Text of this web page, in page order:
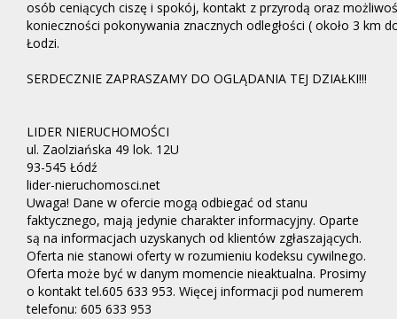
osób ceniących ciszę i spokój, kontakt z przyrodą oraz
konieczności pokonywania znacznych odległości ( około 3 km
Łodzi.
SERDECZNIE ZAPRASZAMY DO OGLĄDANIA TEJ DZIAŁKI!!!
LIDER NIERUCHOMOŚCI
ul. Zaolziańska 49 lok. 12U
93-545 Łódź
lider-nieruchomosci.net
Uwaga! Dane w ofercie mogą odbiegać od stanu
faktycznego, mają jedynie charakter informacyjny. Oparte
są na informacjach uzyskanych od klientów zgłaszających.
Oferta nie stanowi oferty w rozumieniu kodeksu cywilnego.
Oferta może być w danym momencie nieaktualna. Prosimy
o kontakt tel.605 633 953. Więcej informacji pod numerem
telefonu: 605 633 953